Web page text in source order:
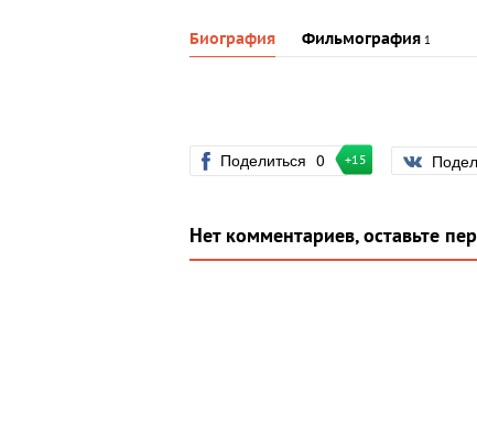
Биография Фильмография 1
Поделиться 0 +15
Нет комментариев, оставьте